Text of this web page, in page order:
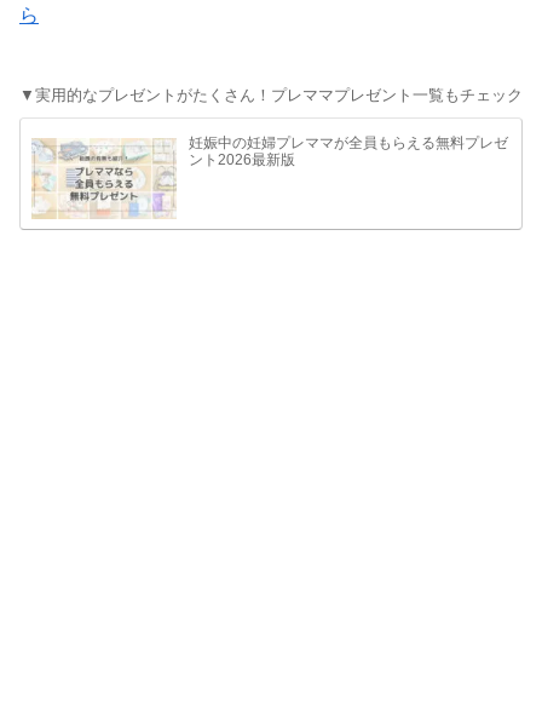
ら
▼実用的なプレゼントがたくさん！プレママプレゼント一覧もチェック
妊娠中の妊婦プレママが全員もらえる無料プレゼ
ント2026最新版